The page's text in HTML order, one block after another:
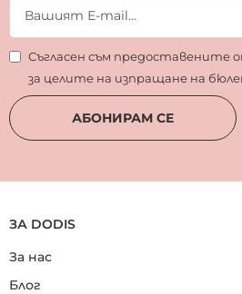
Съгласен съм предоставените
за целите на изпращане на
АБОНИРАМ СЕ
ЗА DODIS
За нас
Блог